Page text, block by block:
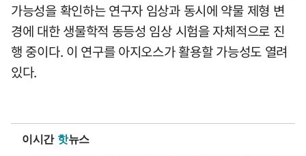
가능성을 확인하는 연구자 임상과 동시에 약물 제형 변
경에 대한 생물학적 동등성 임상 시험을 자체적으로 진
행 중이다. 이 연구를 아지오스가 활용할 가능성도 열려
있다.
이시간 핫뉴스